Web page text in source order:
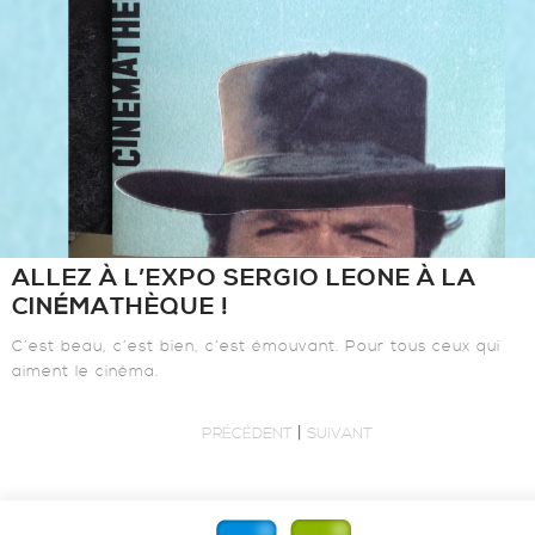
ALLEZ À L’EXPO SERGIO LEONE À LA
CINÉMATHÈQUE !
C’est beau, c’est bien, c’est émouvant. Pour tous ceux qui
aiment le cinéma.
PRÉCÉDENT | SUIVANT